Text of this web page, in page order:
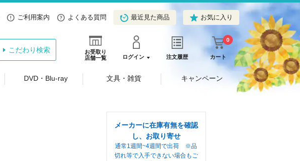
ご利用案内 よくある質問 最近見た商品 お気に入り
お受取り
店舗一覧
ログイン 注文履歴 カート
0
こだわり検索
DVD・Blu-ray 文具・雑貨 キャンペーン
メーカーに在庫有無を確認
し、お取り寄せ
通常1週間~4週間で出荷 ※品
切れ等で入手できない場合もご